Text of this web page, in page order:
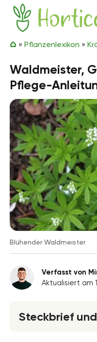
Zum Inhalt springen
Hortica
» Pflanzenlexikon »
Waldmeister,
Pflege-
Blühender Waldmeister
Verfasst von
Aktualisiert am
Steckbrief